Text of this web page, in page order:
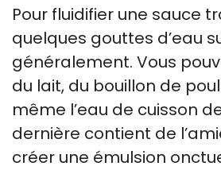
Pour fluidifier une sauce
quelques gouttes d’eau
généralement. Vous
du lait, du bouillon de
même l’eau de cuisson
dernière contient de
créer une émulsion